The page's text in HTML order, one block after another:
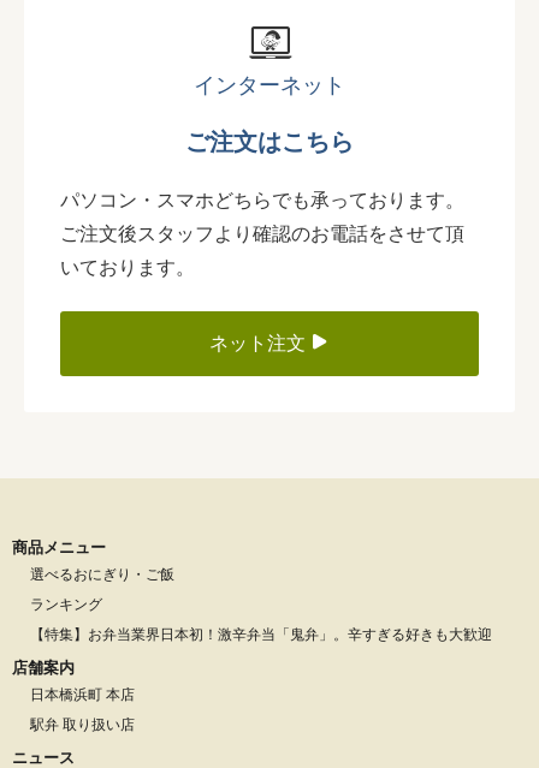
インターネット
ご注文はこちら
パソコン・スマホどちらでも承っております。
ご注文後スタッフより確認のお電話をさせて頂
いております。
ネット注文
商品メニュー
選べるおにぎり・ご飯
ランキング
【特集】お弁当業界日本初！激辛弁当「鬼弁」。辛すぎる好きも大歓迎
店舗案内
日本橋浜町 本店
駅弁 取り扱い店
ニュース